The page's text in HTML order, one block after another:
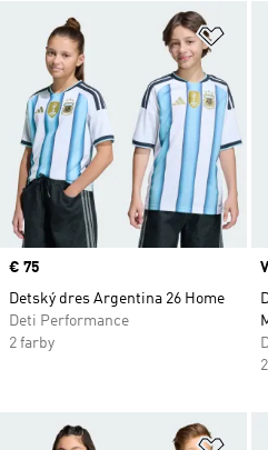
Price
€ 75
Detský dres Argentina 26 Home
Deti Performance
2 farby